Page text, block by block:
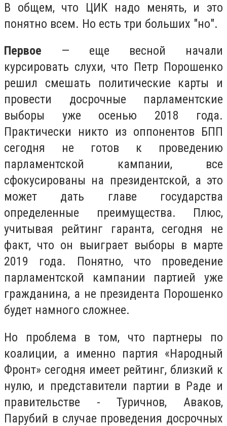
В общем, что ЦИК надо менять, и это
понятно всем. Но есть три больших "но".
Первое — еще весной начали
курсировать слухи, что Петр Порошенко
решил смешать политические карты и
провести досрочные парламентские
выборы уже осенью 2018 года.
Практически никто из оппонентов БПП
сегодня не готов к проведению
парламентской кампании, все
сфокусированы на президентской, а это
может дать главе государства
определенные преимущества. Плюс,
учитывая рейтинг гаранта, сегодня не
факт, что он выиграет выборы в марте
2019 года. Понятно, что проведение
парламентской кампании партией уже
гражданина, а не президента Порошенко
будет намного сложнее.
Но проблема в том, что партнеры по
коалиции, а именно партия «Народный
Фронт» сегодня имеет рейтинг, близкий к
нулю, и представители партии в Раде и
правительстве - Туричнов, Аваков,
Парубий в случае проведения досрочных